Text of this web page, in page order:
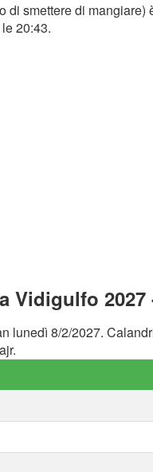
di smettere di
20:43.
Vidigulfo 2027
lunedì 8/2/2027.